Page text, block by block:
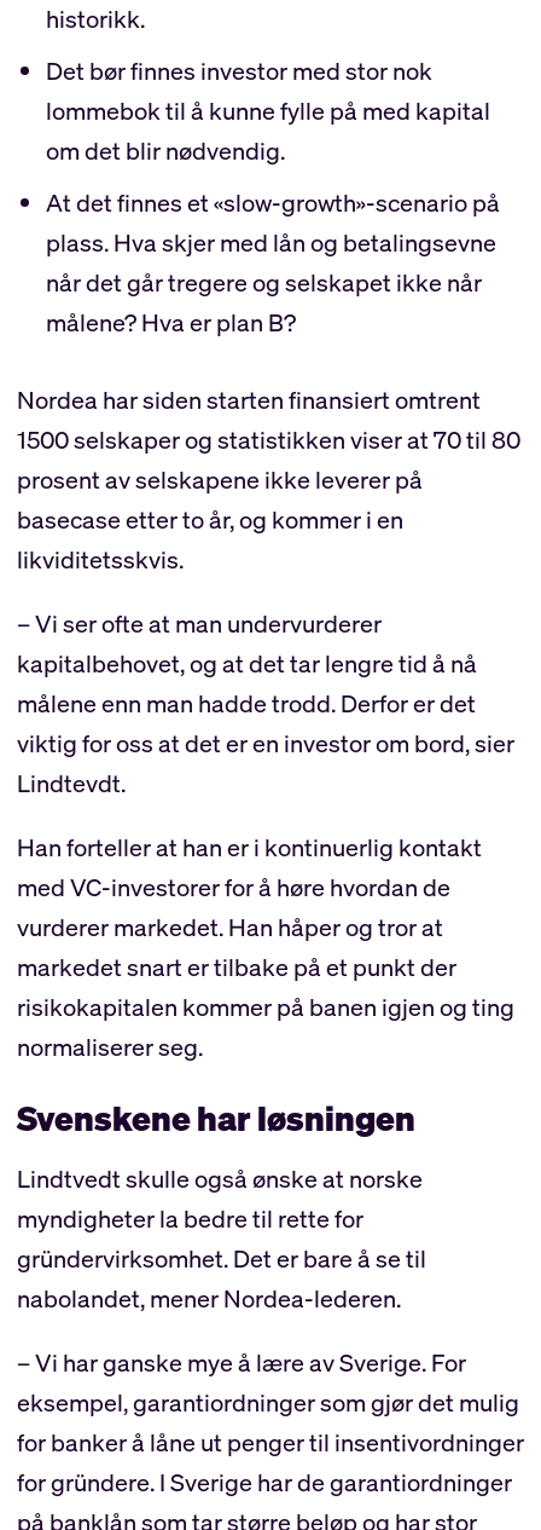
historikk.
Det bør finnes investor med stor nok
lommebok til å kunne fylle på med kapital
om det blir nødvendig.
At det finnes et «slow-growth»-scenario på
plass. Hva skjer med lån og betalingsevne
når det går tregere og selskapet ikke når
målene? Hva er plan B?
Nordea har siden starten finansiert omtrent
1500 selskaper og statistikken viser at 70 til 80
prosent av selskapene ikke leverer på
basecase etter to år, og kommer i en
likviditetsskvis.
– Vi ser ofte at man undervurderer
kapitalbehovet, og at det tar lengre tid å nå
målene enn man hadde trodd. Derfor er det
viktig for oss at det er en investor om bord, sier
Lindtevdt.
Han forteller at han er i kontinuerlig kontakt
med VC-investorer for å høre hvordan de
vurderer markedet. Han håper og tror at
markedet snart er tilbake på et punkt der
risikokapitalen kommer på banen igjen og ting
normaliserer seg.
Svenskene har løsningen
Lindtvedt skulle også ønske at norske
myndigheter la bedre til rette for
gründervirksomhet. Det er bare å se til
nabolandet, mener Nordea-lederen.
– Vi har ganske mye å lære av Sverige. For
eksempel, garantiordninger som gjør det mulig
for banker å låne ut penger til insentivordninger
for gründere. I Sverige har de garantiordninger
på banklån som tar større beløp og har stor